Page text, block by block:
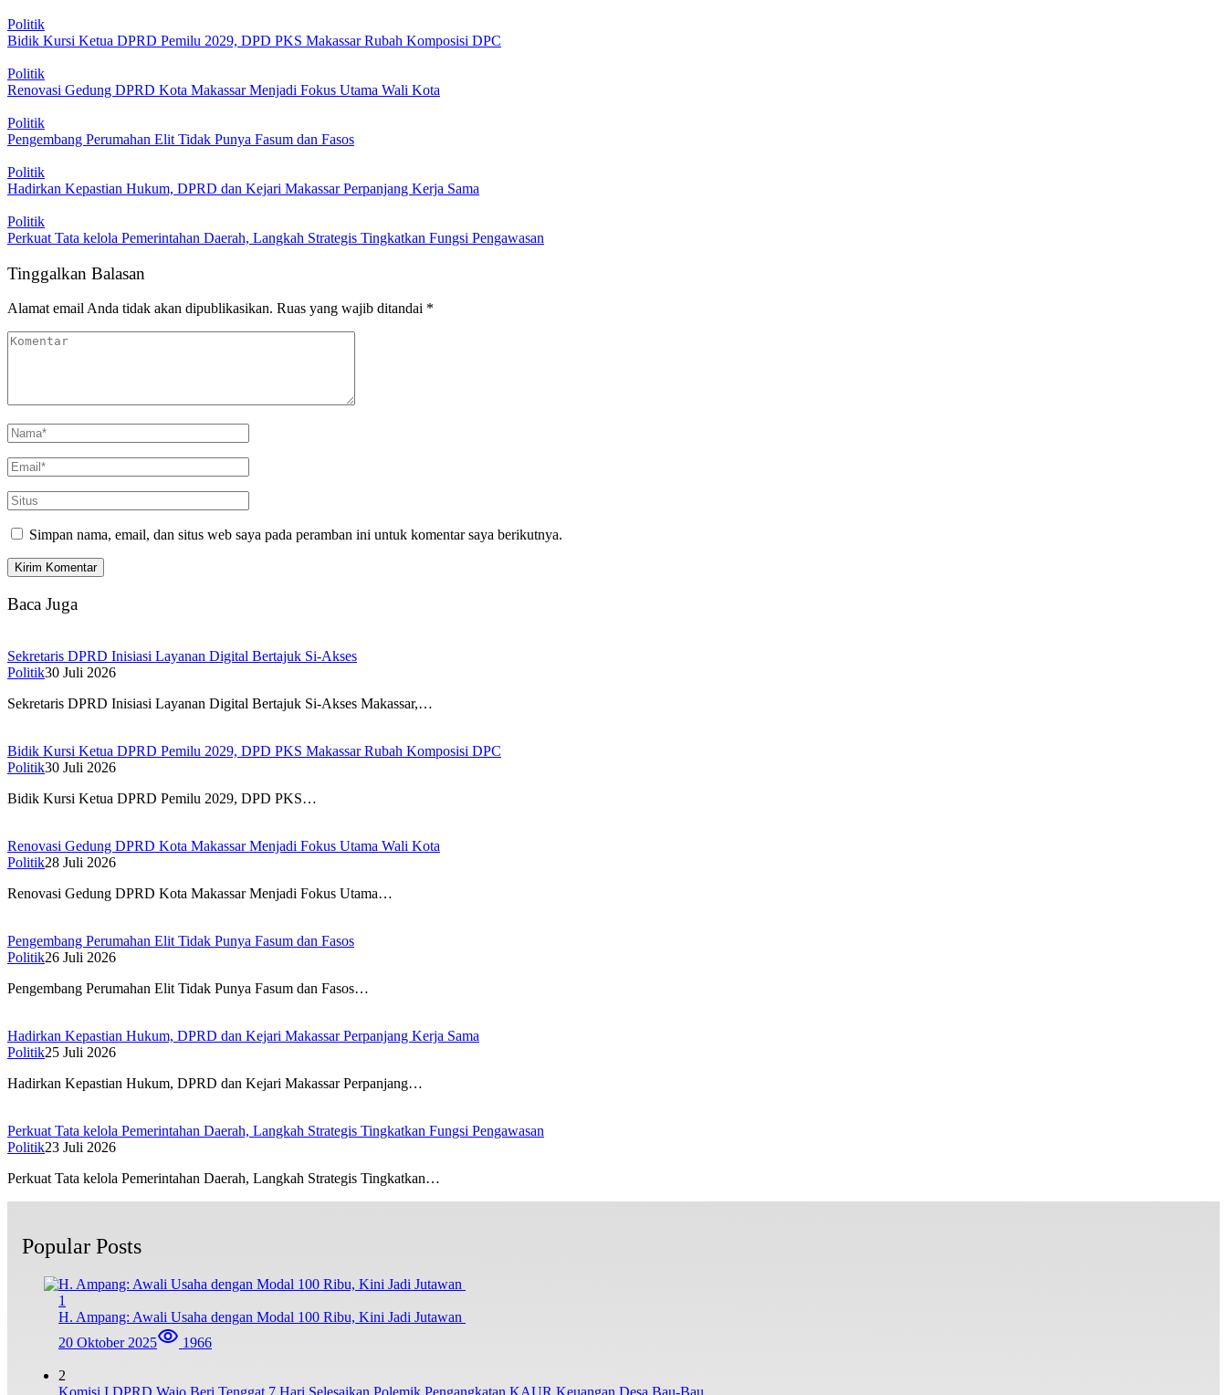
Politik
Bidik Kursi Ketua DPRD Pemilu 2029, DPD PKS Makassar Rubah Komposisi DPC
Politik
Renovasi Gedung DPRD Kota Makassar Menjadi Fokus Utama Wali Kota
Politik
Pengembang Perumahan Elit Tidak Punya Fasum dan Fasos
Politik
Hadirkan Kepastian Hukum, DPRD dan Kejari Makassar Perpanjang Kerja Sama
Politik
Perkuat Tata kelola Pemerintahan Daerah, Langkah Strategis Tingkatkan Fungsi Pengawasan
Tinggalkan Balasan
Alamat email Anda tidak akan dipublikasikan. Ruas yang wajib ditandai *
Simpan nama, email, dan situs web saya pada peramban ini untuk komentar saya berikutnya.
Baca Juga
Sekretaris DPRD Inisiasi Layanan Digital Bertajuk Si-Akses
Politik30 Juli 2026
Sekretaris DPRD Inisiasi Layanan Digital Bertajuk Si-Akses Makassar,…
Bidik Kursi Ketua DPRD Pemilu 2029, DPD PKS Makassar Rubah Komposisi DPC
Politik30 Juli 2026
Bidik Kursi Ketua DPRD Pemilu 2029, DPD PKS…
Renovasi Gedung DPRD Kota Makassar Menjadi Fokus Utama Wali Kota
Politik28 Juli 2026
Renovasi Gedung DPRD Kota Makassar Menjadi Fokus Utama…
Pengembang Perumahan Elit Tidak Punya Fasum dan Fasos
Politik26 Juli 2026
Pengembang Perumahan Elit Tidak Punya Fasum dan Fasos…
Hadirkan Kepastian Hukum, DPRD dan Kejari Makassar Perpanjang Kerja Sama
Politik25 Juli 2026
Hadirkan Kepastian Hukum, DPRD dan Kejari Makassar Perpanjang…
Perkuat Tata kelola Pemerintahan Daerah, Langkah Strategis Tingkatkan Fungsi Pengawasan
Politik23 Juli 2026
Perkuat Tata kelola Pemerintahan Daerah, Langkah Strategis Tingkatkan…
Popular Posts
1
H. Ampang: Awali Usaha dengan Modal 100 Ribu, Kini Jadi Jutawan
20 Oktober 2025
1966
2